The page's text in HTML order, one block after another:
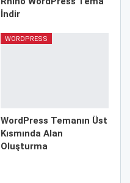
İndir
WORDPRESS
WordPress Temanın Üst
Kısmında Alan
Oluşturma